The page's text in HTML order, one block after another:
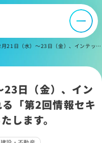
日（金）、インテックス大阪にて開催される「第2回情報セキュリティEXPO」に出展いたします。
日（金）、イン
「第2回情報セキ
します。